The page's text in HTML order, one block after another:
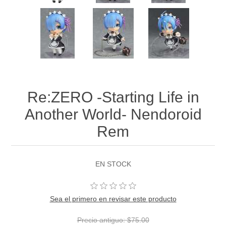
Re:ZERO -Starting Life in
Another World- Nendoroid
Rem
EN STOCK
Sea el primero en revisar este producto
Precio antiguo: $75.00